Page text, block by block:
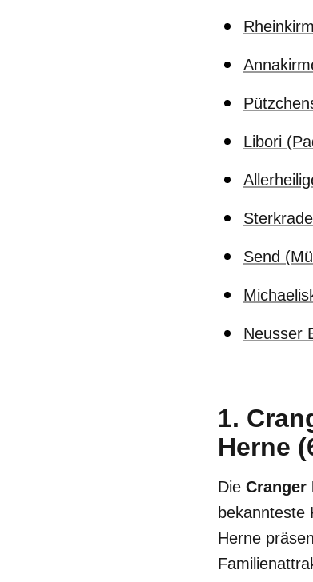
Libori
Send
Neusser
1.
Herne
Die Cranger
bekannteste
Herne